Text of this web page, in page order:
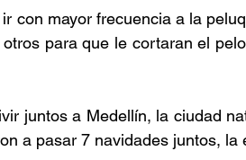
con mayor frecuencia a la
para que le cortaran el
juntos a Medellín, la ciudad
a pasar 7 navidades juntos, la